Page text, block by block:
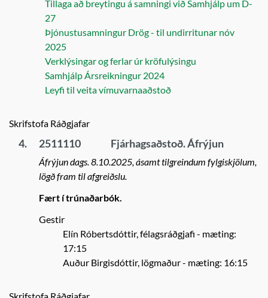
Tillaga að breytingu á samningi við Samhjálp um D-
27
Þjónustusamningur Drög - til undirritunar nóv
2025
Verklýsingar og ferlar úr kröfulýsingu
Samhjálp Ársreikningur 2024
Leyfi til veita vímuvarnaaðstoð
Skrifstofa Ráðgjafar
4. 2511110 Fjárhagsaðstoð. Áfrýjun
Áfrýjun dags. 8.10.2025, ásamt tilgreindum fylgiskjölum,
lögð fram til afgreiðslu.
Fært í trúnaðarbók.
Gestir
Elín Róbertsdóttir, félagsráðgjafi - mæting:
17:15
Auður Birgisdóttir, lögmaður- mæting: 16:15